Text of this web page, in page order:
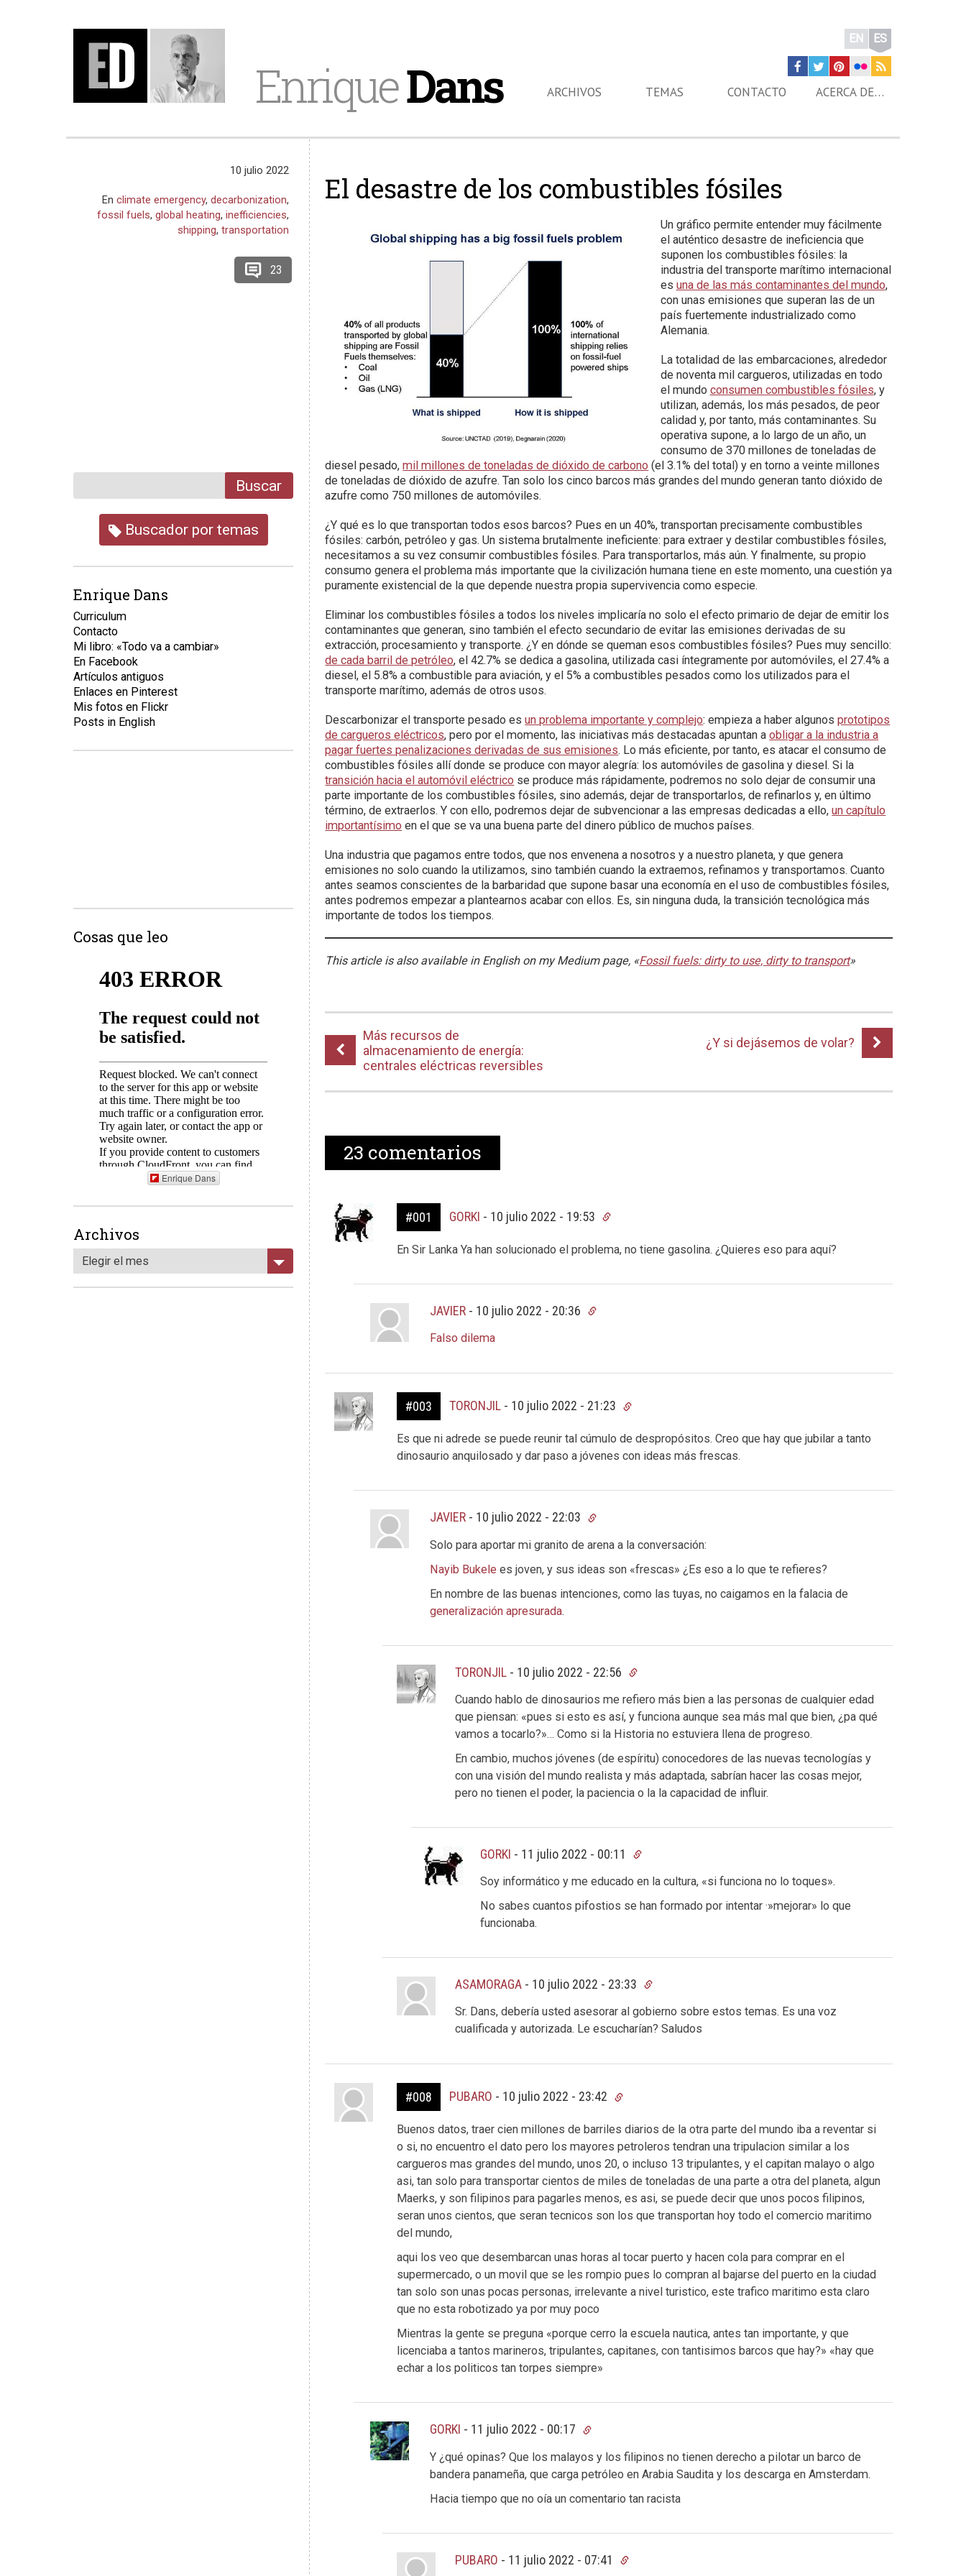
EnriqueDans
EN ES
ARCHIVOS TEMAS CONTACTO ACERCA DE…
El desastre de los combustibles fósiles
Un gráfico permite entender muy fácilmente
el auténtico desastre de ineficiencia que
suponen los combustibles fósiles: la
industria del transporte marítimo internacional
es una de las más contaminantes del mundo,
con unas emisiones que superan las de un
país fuertemente industrializado como
Alemania.
La totalidad de las embarcaciones, alrededor
de noventa mil cargueros, utilizadas en todo
el mundo consumen combustibles fósiles, y
utilizan, además, los más pesados, de peor
calidad y, por tanto, más contaminantes. Su
operativa supone, a lo largo de un año, un
consumo de 370 millones de toneladas de
diesel pesado,mil millones de toneladas de dióxido de carbono (el 3.1% del total) y en torno a veinte millones
de toneladas de dióxido de azufre. Tan solo los cinco barcos más grandes del mundo generan tanto dióxido de
azufre como 750 millones de automóviles.
¿Y qué es lo que transportan todos esos barcos? Pues en un 40%, transportan precisamente combustibles
fósiles: carbón, petróleo y gas. Un sistema brutalmente ineficiente: para extraer y destilar combustibles fósiles,
necesitamos a su vez consumir combustibles fósiles. Para transportarlos, más aún. Y finalmente, su propio
consumo genera el problema más importante que la civilización humana tiene en este momento, una cuestión ya
puramente existencial de la que depende nuestra propia supervivencia como especie.
Eliminar los combustibles fósiles a todos los niveles implicaría no solo el efecto primario de dejar de emitir los
contaminantes que generan, sino también el efecto secundario de evitar las emisiones derivadas de su
extracción, procesamiento y transporte. ¿Y en dónde se queman esos combustibles fósiles? Pues muy sencillo:
de cada barril de petróleo, el 42.7% se dedica a gasolina, utilizada casi íntegramente por automóviles, el 27.4% a
diesel, el 5.8% a combustible para aviación, y el 5% a combustibles pesados como los utilizados para el
transporte marítimo, además de otros usos.
Descarbonizar el transporte pesado esun problema importante y complejo: empieza a haber algunosprototipos
de cargueros eléctricos, pero por el momento, las iniciativas más destacadas apuntan aobligar a la industria a
pagar fuertes penalizaciones derivadas de sus emisiones. Lo más eficiente, por tanto, es atacar el consumo de
combustibles fósiles allí donde se produce con mayor alegría: los automóviles de gasolina y diesel. Si la
transición hacia el automóvil eléctrico se produce más rápidamente, podremos no solo dejar de consumir una
parte importante de los combustibles fósiles, sino además, dejar de transportarlos, de refinarlos y, en último
término, de extraerlos. Y con ello, podremos dejar de subvencionar a las empresas dedicadas a ello,un capítulo
importantísimo en el que se va una buena parte del dinero público de muchos países.
Una industria que pagamos entre todos, que nos envenena a nosotros y a nuestro planeta, y que genera
emisiones no solo cuando la utilizamos, sino también cuando la extraemos, refinamos y transportamos. Cuanto
antes seamos conscientes de la barbaridad que supone basar una economía en el uso de combustibles fósiles,
antes podremos empezar a plantearnos acabar con ellos. Es, sin ninguna duda, la transición tecnológica más
importante de todos los tiempos.
This article is also available in English on my Medium page, «Fossil fuels: dirty to use, dirty to transport»
Más recursos de
almacenamiento de energía:
centrales eléctricas reversibles
¿Y si dejásemos de volar?
23 comentarios
#001 GORKI - 10 julio 2022 - 19:53
En Sir Lanka Ya han solucionado el problema, no tiene gasolina. ¿Quieres eso para aquí?
JAVIER - 10 julio 2022 - 20:36
Falso dilema
#003 TORONJIL- 10 julio 2022 - 21:23
Es que ni adrede se puede reunir tal cúmulo de despropósitos. Creo que hay que jubilar a tanto
dinosaurio anquilosado y dar paso a jóvenes con ideas más frescas.
JAVIER - 10 julio 2022 - 22:03
Solo para aportar mi granito de arena a la conversación:
Nayib Bukele es joven, y sus ideas son «frescas» ¿Es eso a lo que te refieres?
En nombre de las buenas intenciones, como las tuyas, no caigamos en la falacia de
generalización apresurada.
TORONJIL - 10 julio 2022 - 22:56
Cuando hablo de dinosaurios me refiero más bien a las personas de cualquier edad
que piensan: «pues si esto es así, y funciona aunque sea más mal que bien, ¿pa qué
vamos a tocarlo?»… Como si la Historia no estuviera llena de progreso.
En cambio, muchos jóvenes (de espíritu) conocedores de las nuevas tecnologías y
con una visión del mundo realista y más adaptada, sabrían hacer las cosas mejor,
pero no tienen el poder, la paciencia o la la capacidad de influir.
GORKI - 11 julio 2022 - 00:11
Soy informático y me educado en la cultura, «si funciona no lo toques».
No sabes cuantos pifostios se han formado por intentar ·»mejorar» lo que
funcionaba.
ASAMORAGA - 10 julio 2022 - 23:33
Sr. Dans, debería usted asesorar al gobierno sobre estos temas. Es una voz
cualificada y autorizada. Le escucharían? Saludos
#008 PUBARO - 10 julio 2022 - 23:42
Buenos datos, traer cien millones de barriles diarios de la otra parte del mundo iba a reventar si
o si, no encuentro el dato pero los mayores petroleros tendran una tripulacion similar a los
cargueros mas grandes del mundo, unos 20, o incluso 13 tripulantes, y el capitan malayo o algo
asi, tan solo para transportar cientos de miles de toneladas de una parte a otra del planeta, algun
Maerks, y son filipinos para pagarles menos, es asi, se puede decir que unos pocos filipinos,
seran unos cientos, que seran tecnicos son los que transportan hoy todo el comercio maritimo
del mundo,
aqui los veo que desembarcan unas horas al tocar puerto y hacen cola para comprar en el
supermercado, o un movil que se les rompio pues lo compran al bajarse del puerto en la ciudad
tan solo son unas pocas personas, irrelevante a nivel turistico, este trafico maritimo esta claro
que no esta robotizado ya por muy poco
Mientras la gente se preguna «porque cerro la escuela nautica, antes tan importante, y que
licenciaba a tantos marineros, tripulantes, capitanes, con tantisimos barcos que hay?» «hay que
echar a los politicos tan torpes siempre»
GORKI - 11 julio 2022 - 00:17
Y ¿qué opinas? Que los malayos y los filipinos no tienen derecho a pilotar un barco de
bandera panameña, que carga petróleo en Arabia Saudita y los descarga en Amsterdam.
Hacia tiempo que no oía un comentario tan racista
PUBARO - 11 julio 2022 - 07:41
10 julio 2022
Enclimate emergency,decarbonization,
fossil fuels,global heating,inefficiencies,
shipping,transportation
23
Buscar
Buscador por temas
Enrique Dans
Curriculum
Contacto
Mi libro: «Todo va a cambiar»
En Facebook
Artículos antiguos
Enlaces en Pinterest
Mis fotos en Flickr
Posts in English
Cosas que leo
Enrique Dans
Archivos
Elegir el mes